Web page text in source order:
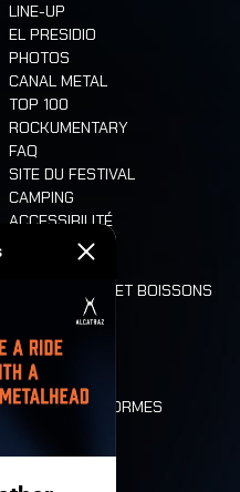
LINE-UP
EL PRESIDIO
PHOTOS
CANAL METAL
TOP 100
ROCKUMENTARY
FAQ
SITE DU FESTIVAL
CAMPING
ACCESSIBILITÉ
CASHLESS
ALIMENTATION ET BOISSONS
LONE WOLVES
PLAN
DEATH RIDE
VALEURS ET NORMES
HISTOIRE